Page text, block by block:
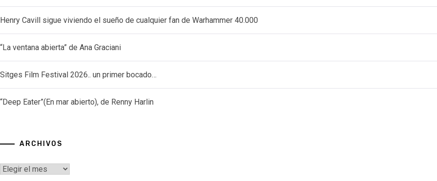
Henry Cavill sigue viviendo el sueño de cualquier fan de Warhammer 40.000
“La ventana abierta” de Ana Graciani
Sitges Film Festival 2026.. un primer bocado…
“Deep Eater”(En mar abierto), de Renny Harlin
ARCHIVOS
Archivos